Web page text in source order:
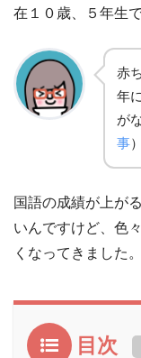
在１０歳、５年生で
赤
年
が
事
国語の成績が上が
いんですけど、色
くなってきました
目次